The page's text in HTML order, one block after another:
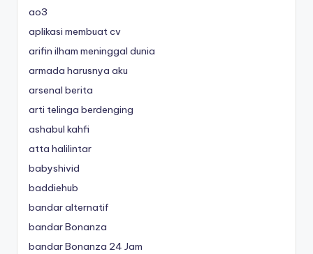
ao3
aplikasi membuat cv
arifin ilham meninggal dunia
armada harusnya aku
arsenal berita
arti telinga berdenging
ashabul kahfi
atta halilintar
babyshivid
baddiehub
bandar alternatif
bandar Bonanza
bandar Bonanza 24 Jam